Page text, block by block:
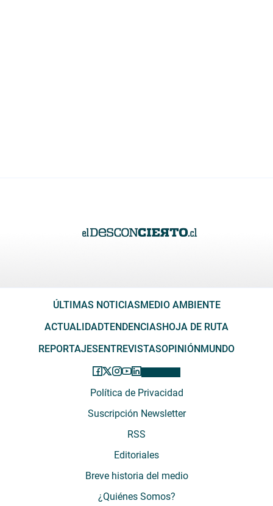
ÚLTIMAS NOTICIASMEDIO AMBIENTE
ACTUALIDADTENDENCIASHOJA DE RUTA
REPORTAJESENTREVISTASOPINIÓNMUNDO
Política de Privacidad
Suscripción Newsletter
RSS
Editoriales
Breve historia del medio
¿Quiénes Somos?